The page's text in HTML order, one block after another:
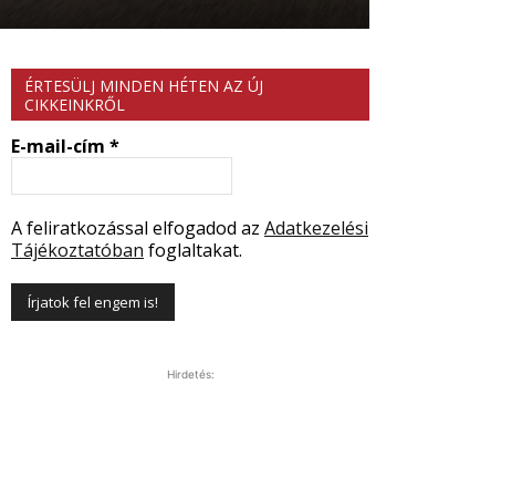
ÉRTESÜLJ MINDEN HÉTEN AZ ÚJ
CIKKEINKRŐL
E-mail-cím *
A feliratkozással elfogadod az Adatkezelési
Tájékoztatóban foglaltakat.
Hirdetés: